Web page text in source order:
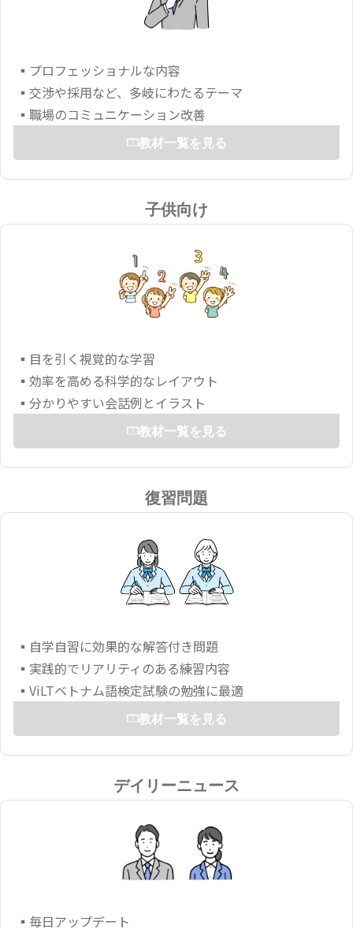
▪プロフェッショナルな内容
▪交渉や採用など、多岐にわたるテーマ
▪職場のコミュニケーション改善
教材一覧を見る
子供向け
▪目を引く視覚的な学習
▪効率を高める科学的なレイアウト
▪分かりやすい会話例とイラスト
教材一覧を見る
復習問題
▪自学自習に効果的な解答付き問題
▪実践的でリアリティのある練習内容
▪ViLTベトナム語検定試験の勉強に最適
教材一覧を見る
デイリーニュース
▪毎日アップデート